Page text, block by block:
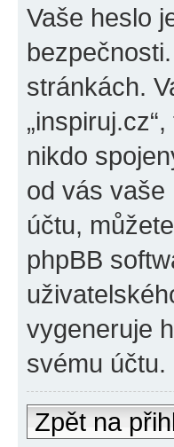
Vaše heslo
stránkách.
nikdo
od vás vaše
účtu,
phpBB
vygeneruje
svému účtu.
Zpět na